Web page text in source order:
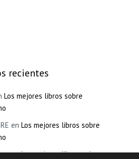
recientes
Los mejores libros sobre
en Los mejores libros sobre
enLos mejores libros sobre